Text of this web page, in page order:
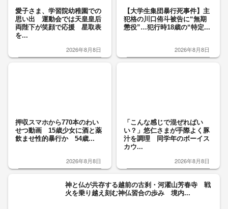
愛子さま、学習院幼稚園での
思い出 運動会では天皇皇后
両陛下が笑顔で応援 星取表
を...
2026年8月8日
【大学生集団暴行死事件】主
犯格の川口侑斗被告に“無期
懲役”…犯行時18歳の“特定...
2026年8月8日
押収スマホから770本のわい
せつ動画 15歳少女に酒と薬
飲ませ性的暴行か 54歳...
2026年8月8日
「こんな感じで混ぜればい
い？」悠仁さまが手際よく豚
汁を調理 同学年のボーイス
カウ...
2026年8月8日
神と仏が共存する越前の古刹・河濯山芳春寺 戦
火を乗り越え刻む神仏習合の歩み 境内...